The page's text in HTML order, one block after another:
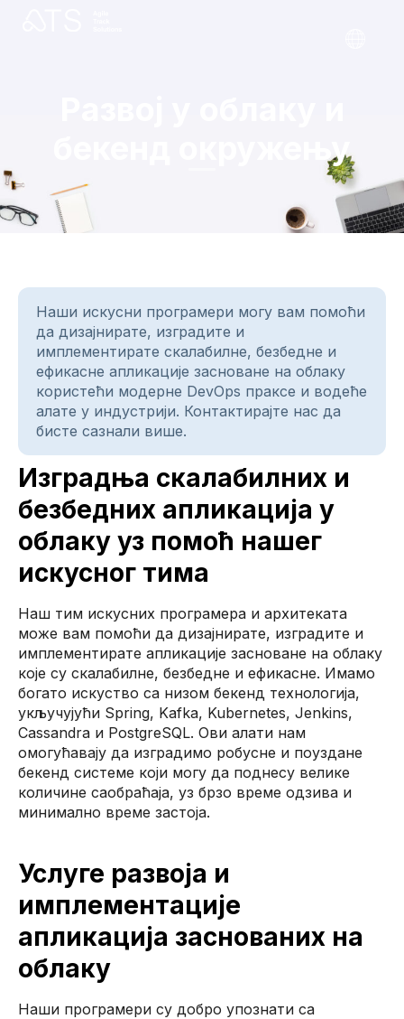
бекенд окружењу
Наши искусни програмери могу вам помоћи
да дизајнирате, изградите и
имплементирате скалабилне, безбедне и
ефикасне апликације засноване на облаку
користећи модерне DevOps праксе и водеће
алате у индустрији. Контактирајте нас да
бисте сазнали више.
Изградња скалабилних и
безбедних апликација у
облаку уз помоћ нашег
искусног тима
Наш тим искусних програмера и архитеката
може вам помоћи да дизајнирате, изградите и
имплементирате апликације засноване на облаку
које су скалабилне, безбедне и ефикасне. Имамо
богато искуство са низом бекенд технологија,
укључујући Spring, Kafka, Kubernetes, Jenkins,
Cassandra и PostgreSQL. Ови алати нам
омогућавају да изградимо робусне и поуздане
бекенд системе који могу да поднесу велике
количине саобраћаја, уз брзо време одзива и
минимално време застоја.
Услуге развоја и
имплементације
апликација заснованих на
облаку
Наши програмери су добро упознати са